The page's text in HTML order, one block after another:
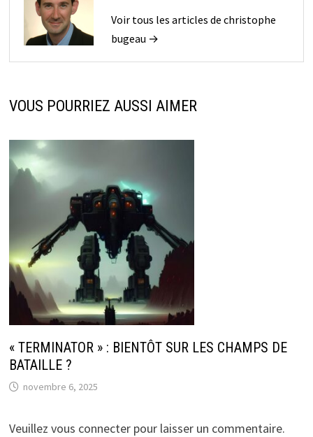
Voir tous les articles de christophe
bugeau →
VOUS POURRIEZ AUSSI AIMER
« TERMINATOR » : BIENTÔT SUR LES CHAMPS DE
BATAILLE ?
novembre 6, 2025
Veuillez vous connecter pour laisser un commentaire.